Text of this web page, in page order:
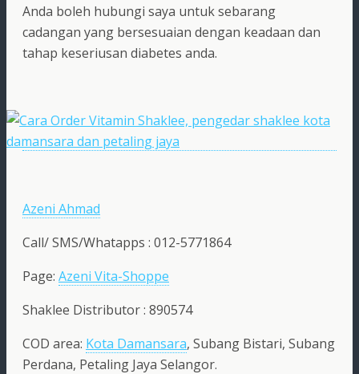
Anda boleh hubungi saya untuk sebarang
cadangan yang bersesuaian dengan keadaan dan
tahap keseriusan diabetes anda.
Azeni Ahmad
Call/ SMS/Whatapps : 012-5771864
Page: Azeni Vita-Shoppe
Shaklee Distributor : 890574
COD area: Kota Damansara, Subang Bistari, Subang
Perdana, Petaling Jaya Selangor.